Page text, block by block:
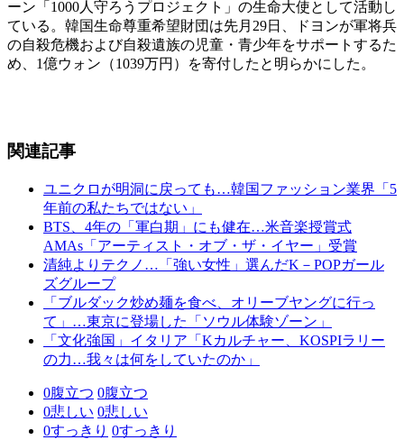
ーン「1000人守ろうプロジェクト」の生命大使として活動し
ている。韓国生命尊重希望財団は先月29日、ドヨンが軍将兵
の自殺危機および自殺遺族の児童・青少年をサポートするた
め、1億ウォン（1039万円）を寄付したと明らかにした。
関連記事
ユニクロが明洞に戻っても…韓国ファッション業界「5
年前の私たちではない」
BTS、4年の「軍白期」にも健在…米音楽授賞式
AMAs「アーティスト・オブ・ザ・イヤー」受賞
清純よりテクノ…「強い女性」選んだK－POPガール
ズグループ
「ブルダック炒め麺を食べ、オリーブヤングに行っ
て」…東京に登場した「ソウル体験ゾーン」
「文化強国」イタリア「Kカルチャー、KOSPIラリー
の力…我々は何をしていたのか」
0腹立つ 0腹立つ
0悲しい 0悲しい
0すっきり 0すっきり